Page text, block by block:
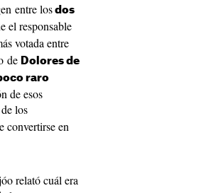
entre losdos
el responsable
votada entre
de Dolores de
raro
de esos
los
convertirse en
relató cuál era